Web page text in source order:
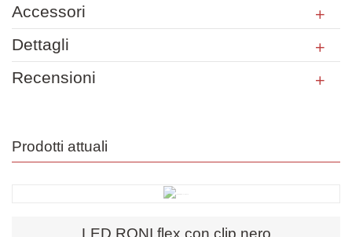
Accessori
Dettagli
Recensioni
Prodotti attuali
LED RONI flex con clip nero